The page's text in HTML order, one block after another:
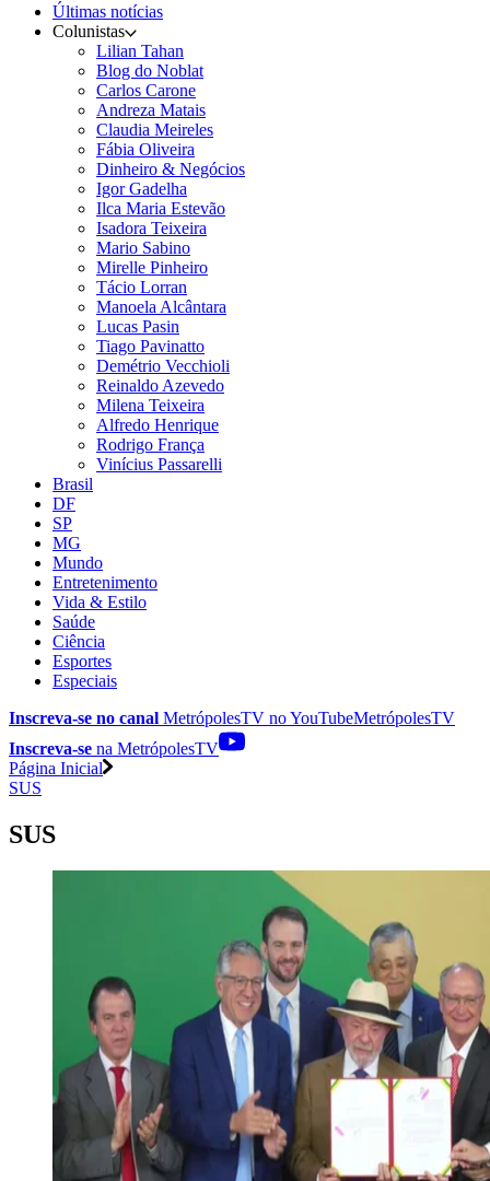
Últimas notícias
Colunistas
Lilian Tahan
Blog do Noblat
Carlos Carone
Andreza Matais
Claudia Meireles
Fábia Oliveira
Dinheiro & Negócios
Igor Gadelha
Ilca Maria Estevão
Isadora Teixeira
Mario Sabino
Mirelle Pinheiro
Tácio Lorran
Manoela Alcântara
Lucas Pasin
Tiago Pavinatto
Demétrio Vecchioli
Reinaldo Azevedo
Milena Teixeira
Alfredo Henrique
Rodrigo França
Vinícius Passarelli
Brasil
DF
SP
MG
Mundo
Entretenimento
Vida & Estilo
Saúde
Ciência
Esportes
Especiais
Inscreva-se no canal MetrópolesTV noYouTubeMetrópolesTV
Inscreva-se na MetrópolesTV
Página Inicial
SUS
SUS